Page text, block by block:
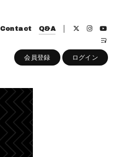
Contact Q&A
会員登録 ログイン